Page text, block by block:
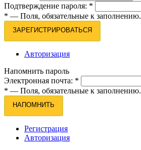
Подтверждение пароля: *
* — Поля, обязательные к заполнению.
ЗАРЕГИСТРИРОВАТЬСЯ
Авторизация
Напомнить пароль
Электронная почта: *
* — Поля, обязательные к заполнению.
НАПОМНИТЬ
Регистрация
Авторизация